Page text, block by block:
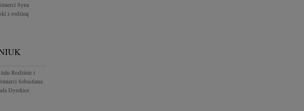
Syna
z rodziną
Rodzinie i
Sebastiana
Dyrektor